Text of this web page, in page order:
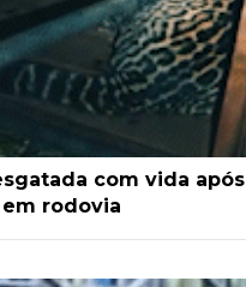
com vida após
rodovia